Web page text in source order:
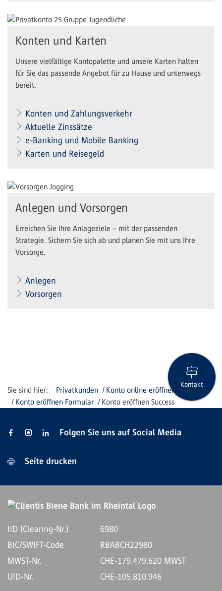
Konten und Karten
Unsere vielfältige Kontopalette und unsere Karten halten
für Sie das passende Angebot für zu Hause und unterwegs
bereit.
Konten und Zahlungsverkehr
Aktuelle Zinssätze
e-Banking und Mobile Banking
Karten und Reisegeld
Anlegen und Vorsorgen
Erreichen Sie Ihre Anlageziele – mit der passenden
Strategie. Sichern Sie sich ab und planen Sie mit uns Ihre
Vorsorge.
Anlegen
Vorsorgen
Privatkunden
Konto online eröffnen
Konto eröffnen Formular
Konto eröffnen Success
Kontakt
Folgen Sie uns auf Social Media
Seite drucken
IID (Clearing-Nr.)
6980
BIC/SWIFT-Code
RBABCH22980
MWST-Nr.
CHE-179.479.620 MWST
UID-Nr.
CHE-105.810.946